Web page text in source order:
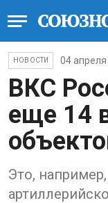
НОВОСТИ 04
ВКС
еще 14
Это,